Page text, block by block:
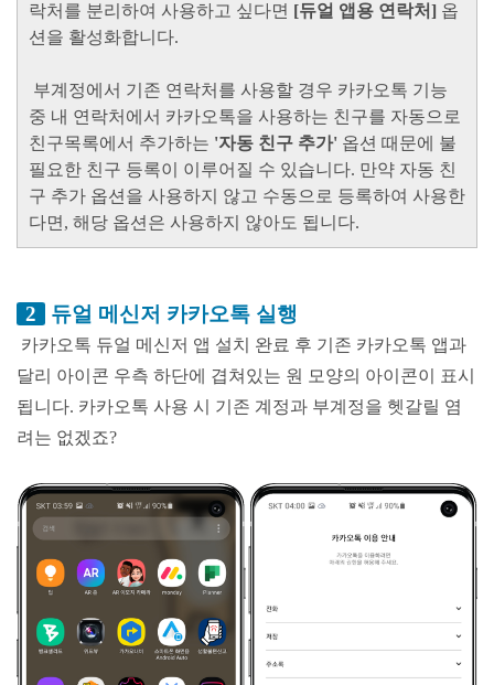
락처를 분리하여 사용하고 싶다면 [듀얼 앱용 연락처] 옵
션을 활성화합니다.
부계정에서 기존 연락처를 사용할 경우 카카오톡 기능
중 내 연락처에서 카카오톡을 사용하는 친구를 자동으로
친구목록에서 추가하는 '자동 친구 추가' 옵션 때문에 불
필요한 친구 등록이 이루어질 수 있습니다. 만약 자동 친
구 추가 옵션을 사용하지 않고 수동으로 등록하여 사용한
다면, 해당 옵션은 사용하지 않아도 됩니다.
2 듀얼 메신저 카카오톡 실행
카카오톡 듀얼 메신저 앱 설치 완료 후 기존 카카오톡 앱과
달리 아이콘 우측 하단에 겹쳐있는 원 모양의 아이콘이 표시
됩니다. 카카오톡 사용 시 기존 계정과 부계정을 헷갈릴 염
려는 없겠죠?